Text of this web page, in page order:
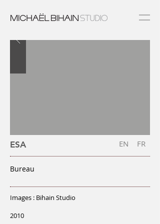
ESA EN FR
Bureau
Images : Bihain Studio
2010